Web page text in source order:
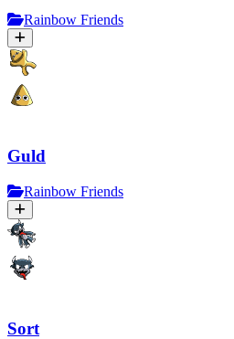
Rainbow Friends
Guld
Rainbow Friends
Sort